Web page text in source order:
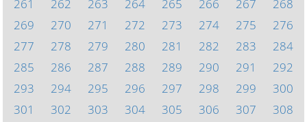
261
262 263 264 265 266 267
268
269
270 271 272 273 274 275
276
277
278 279 280 281 282 283
284
285
286 287 288 289 290 291
292
293
294 295 296 297 298 299
300
301
302 303 304 305 306 307
308